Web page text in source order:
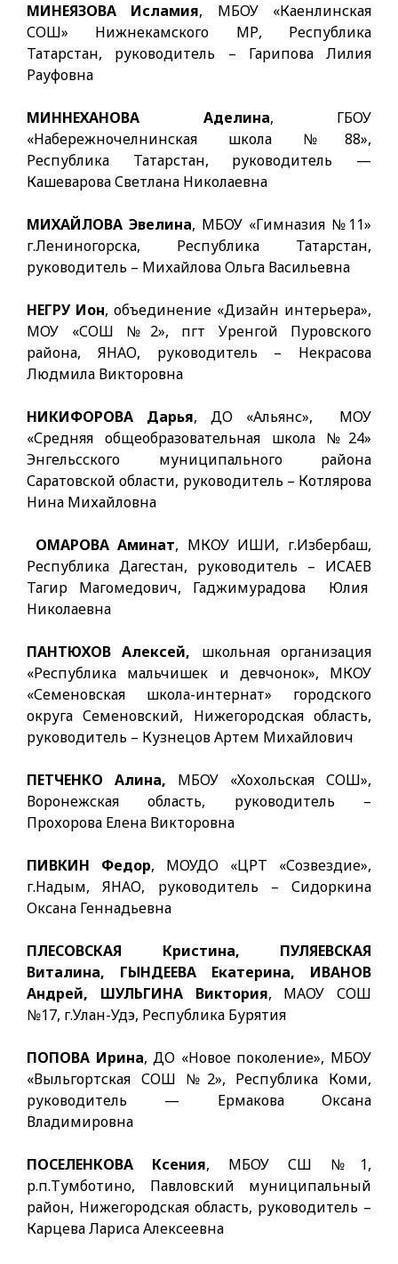
МИНЕЯЗОВА Исламия, МБОУ «Каенлинская
СОШ» Нижнекамского МР, Республика
Татарстан, руководитель – Гарипова Лилия
Рауфовна
МИННЕХАНОВА Аделина, ГБОУ
«Набережночелнинская школа №88»,
Республика Татарстан, руководитель —
Кашеварова Светлана Николаевна
МИХАЙЛОВА Эвелина, МБОУ «Гимназия №11»
г.Лениногорска, Республика Татарстан,
руководитель – Михайлова Ольга Васильевна
НЕГРУ Ион, объединение «Дизайн интерьера»,
МОУ «СОШ №2», пгт Уренгой Пуровского
района, ЯНАО, руководитель – Некрасова
Людмила Викторовна
НИКИФОРОВА Дарья, ДО «Альянс», МОУ
«Средняя общеобразовательная школа №24»
Энгельсского муниципального района
Саратовской области, руководитель – Котлярова
Нина Михайловна
ОМАРОВА Аминат, МКОУ ИШИ, г.Избербаш,
Республика Дагестан, руководитель – ИСАЕВ
Тагир Магомедович, Гаджимурадова Юлия
Николаевна
ПАНТЮХОВ Алексей, школьная организация
«Республика мальчишек и девчонок», МКОУ
«Семеновская школа-интернат» городского
округа Семеновский, Нижегородская область,
руководитель – Кузнецов Артем Михайлович
ПЕТЧЕНКО Алина, МБОУ «Хохольская СОШ»,
Воронежская область, руководитель –
Прохорова Елена Викторовна
ПИВКИН Федор, МОУДО «ЦРТ «Созвездие»,
г.Надым, ЯНАО, руководитель – Сидоркина
Оксана Геннадьевна
ПЛЕСОВСКАЯ Кристина, ПУЛЯЕВСКАЯ
Виталина, ГЫНДЕЕВА Екатерина, ИВАНОВ
Андрей,
ШУЛЬГИНА Виктория, МАОУ СОШ
№17, г.Улан-Удэ, Республика Бурятия
ПОПОВА Ирина, ДО «Новое поколение», МБОУ
«Выльгортская СОШ №2», Республика Коми,
руководитель — Ермакова Оксана
Владимировна
ПОСЕЛЕНКОВА Ксения, МБОУ СШ №1,
р.п.Тумботино, Павловский муниципальный
район, Нижегородская область, руководитель –
Карцева Лариса Алексеевна